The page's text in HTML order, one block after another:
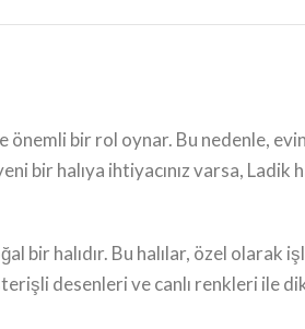
bir rol oynar. Bu nedenle,
bir halıya ihtiyacınız varsa, Ladik
bir halıdır. Bu halılar, özel olarak
desenleri ve canlı renkleri ile